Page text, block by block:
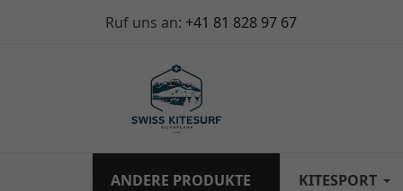
Ruf uns an: +41 81 828 97 67
ANDERE PRODUKTE KITESPORT